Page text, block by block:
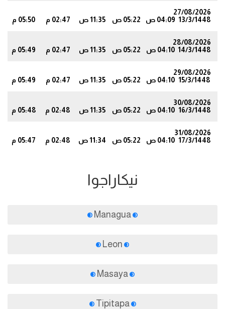
27/08/2026
13/3/1448 04:09 ص 05:22 ص 11:35 ص 02:47 م 05:50 م
28/08/2026
14/3/1448 04:10 ص 05:22 ص 11:35 ص 02:47 م 05:49 م
29/08/2026
15/3/1448 04:10 ص 05:22 ص 11:35 ص 02:47 م 05:49 م
30/08/2026
16/3/1448 04:10 ص 05:22 ص 11:35 ص 02:48 م 05:48 م
31/08/2026
17/3/1448 04:10 ص 05:22 ص 11:34 ص 02:48 م 05:47 م
نيكاراجوا
Tipitapa